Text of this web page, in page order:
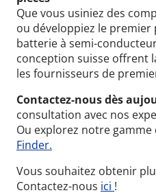
Que vous usiniez des
ou développiez le
batterie à semi-
conception suisse offrent
les fournisseurs de
Contactez-nous dès
consultation avec nos
Ou explorez notre
Finder.
Vous souhaitez obtenir
Contactez-nous ici !